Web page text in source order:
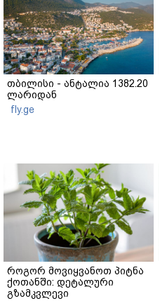
თბილისი - ანტალია 1382.20
ლარიდან
fly.ge
როგორ მოვიყვანოთ პიტნა
ქოთანში: დეტალური
გზამკვლევი